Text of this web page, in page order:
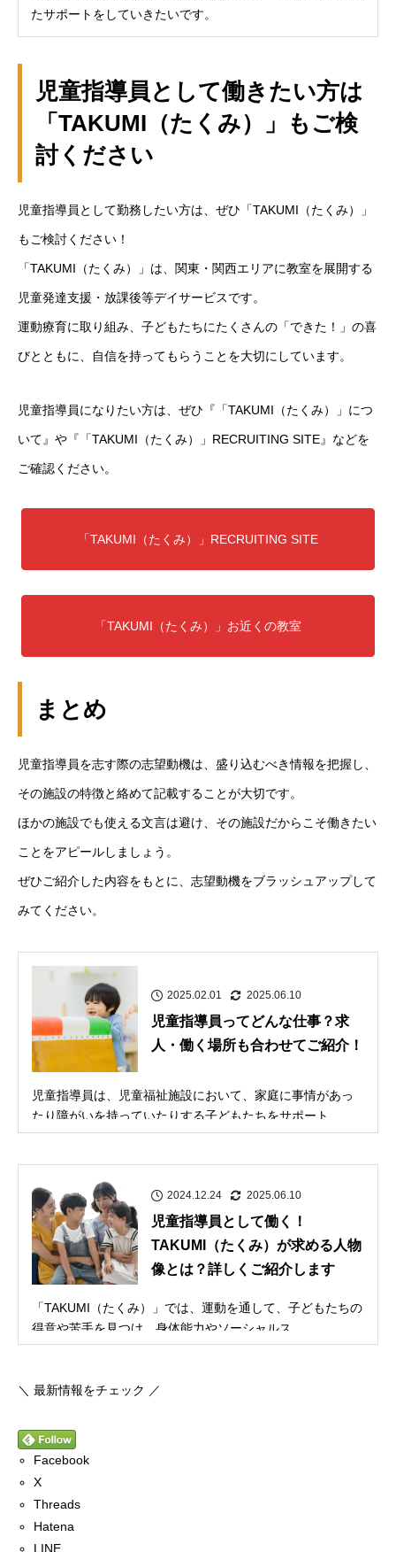
HOME
会社を知る
採用を知る RECRUIT
たサポートをしていきたいです。
児童指導員として働きたい方は
「TAKUMI（たくみ）」もご検
討ください
児童指導員として勤務したい方は、ぜひ「TAKUMI（たくみ）」
もご検討ください！
「TAKUMI（たくみ）」は、関東・関西エリアに教室を展開する
児童発達支援・放課後等デイサービスです。
運動療育に取り組み、子どもたちにたくさんの「できた！」の喜
びとともに、自信を持ってもらうことを大切にしています。
児童指導員になりたい方は、ぜひ『「TAKUMI（たくみ）」につ
いて』や『「TAKUMI（たくみ）」RECRUITING SITE』などを
ご確認ください。
「TAKUMI（たくみ）」RECRUITING SITE
「TAKUMI（たくみ）」お近くの教室
まとめ
児童指導員を志す際の志望動機は、盛り込むべき情報を把握し、
その施設の特徴と絡めて記載することが大切です。
ほかの施設でも使える文言は避け、その施設だからこそ働きたい
ことをアピールしましょう。
ぜひご紹介した内容をもとに、志望動機をブラッシュアップして
みてください。
2025.02.01 2025.06.10
児童指導員ってどんな仕事？求
人・働く場所も合わせてご紹介！
児童指導員は、児童福祉施設において、家庭に事情があっ
たり障がいを持っていたりする子どもたちをサポート...
2024.12.24 2025.06.10
児童指導員として働く！
TAKUMI（たくみ）が求める人物
像とは？詳しくご紹介します
「TAKUMI（たくみ）」では、運動を通して、子どもたちの
得意や苦手を見つけ、身体能力やソーシャルス...
＼ 最新情報をチェック ／
Facebook
X
Threads
Hatena
LINE